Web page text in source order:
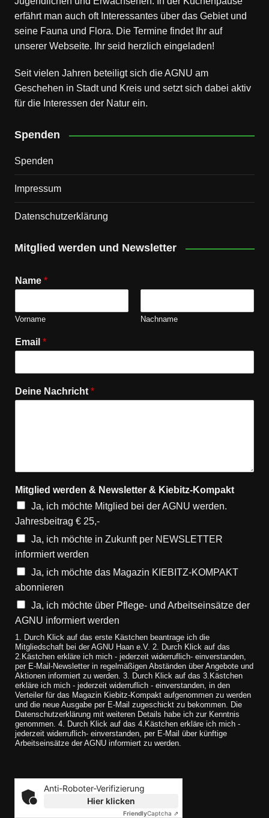
erfährt man auch oft Interessantes über das Gebiet und
seine Fauna und Flora. Die Termine findet Ihr auf
unserer Webseite. Ihr seid herzlich eingeladen!
Seit vielen Jahren beteiligt sich die AGNU am
Geschehen in Stadt und Kreis und setzt sich dabei aktiv
für die Interessen der Natur ein.
Spenden
Spenden
Impressum
Datenschutz­erklärung
Mitglied werden und Newsletter
Name *
Vorname Nachname
Email *
Deine Nachricht *
Mitglied werden & Newsletter & Kiebitz-Kompakt
Ja, ich möchte Mitglied bei der AGNU werden.
Jahresbeitrag € 25,-
Ja, ich möchte in Zukunft per NEWSLETTER
informiert werden
Ja, ich möchte das Magazin KIEBITZ-KOMPAKT
abonnieren
Ja, ich möchte über Pflege- und Arbeitseinsätze der
AGNU informiert werden
1. Durch Klick auf das erste Kästchen beantrage ich die
Mitgliedschaft bei der AGNU Haan e.V. 2. Durch Klick auf das
2.Kästchen erkläre ich mich - jederzeit widerruflich- einverstanden,
per E-Mail-Newsletter in regelmäßigen Abständen über Angebote und
Aktionen informiert zu werden. 3. Durch Klick auf das 3.Kästchen
erkläre ich mich - jederzeit widerruflich - einverstanden, in den
Verteiler für das Magazin Kiebitz-Kompakt aufgenommen zu werden
und die neue Ausgabe per E-Mail zugeschickt zu bekommen. Die
Datenschutzerklärung mit weiteren Details habe ich zur Kenntnis
genommen. 4. Durch Klick auf das 4.Kästchen erkläre ich mich -
jederzeit widerruflich- einverstanden, per E-Mail über künftige
Arbeitseinsätze der AGNU informiert zu werden.
Anti-Roboter-Verifizierung
Hier klicken
FriendlyCaptcha ⇗